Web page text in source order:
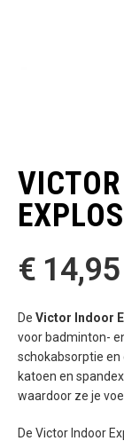
begin
van
de
afbeeldingen-
€ 14,95
De Victor Indoor
voor badminton-
schokabsorptie
katoen en
waardoor ze je
De Victor Indoor